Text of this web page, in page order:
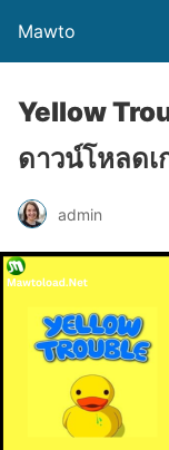
Mawto
Yellow
ดาวน์โหลด
admin